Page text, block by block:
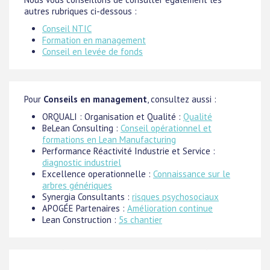
autres rubriques ci-dessous :
Conseil NTIC
Formation en management
Conseil en levée de fonds
Pour Conseils en management, consultez aussi :
ORQUALI : Organisation et Qualité : Qualité
BeLean Consulting : Conseil opérationnel et
formations en Lean Manufacturing
Performance Réactivité Industrie et Service :
diagnostic industriel
Excellence operationnelle : Connaissance sur le
arbres génériques
Synergia Consultants : risques psychosociaux
APOGÉE Partenaires : Amélioration continue
Lean Construction : 5s chantier